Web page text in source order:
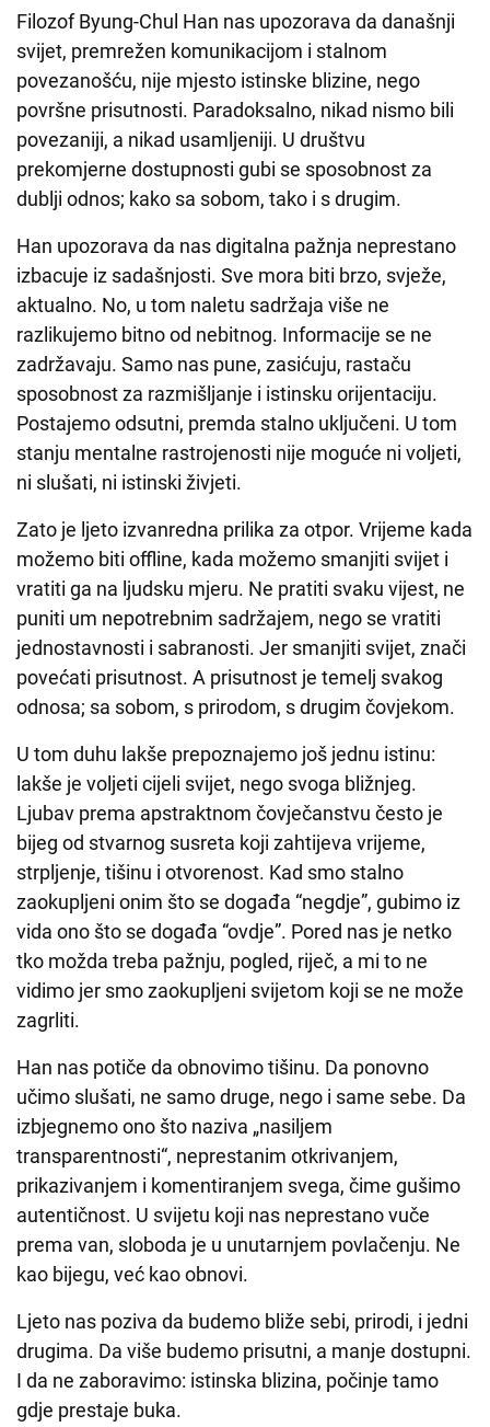
Filozof Byung-Chul Han nas upozorava da današnji
svijet, premrežen komunikacijom i stalnom
povezanošću, nije mjesto istinske blizine, nego
površne prisutnosti. Paradoksalno, nikad nismo bili
povezaniji, a nikad usamljeniji. U društvu
prekomjerne dostupnosti gubi se sposobnost za
dublji odnos; kako sa sobom, tako i s drugim.
Han upozorava da nas digitalna pažnja neprestano
izbacuje iz sadašnjosti. Sve mora biti brzo, svježe,
aktualno. No, u tom naletu sadržaja više ne
razlikujemo bitno od nebitnog. Informacije se ne
zadržavaju. Samo nas pune, zasićuju, rastaču
sposobnost za razmišljanje i istinsku orijentaciju.
Postajemo odsutni, premda stalno uključeni. U tom
stanju mentalne rastrojenosti nije moguće ni voljeti,
ni slušati, ni istinski živjeti.
Zato je ljeto izvanredna prilika za otpor. Vrijeme kada
možemo biti offline, kada možemo smanjiti svijet i
vratiti ga na ljudsku mjeru. Ne pratiti svaku vijest, ne
puniti um nepotrebnim sadržajem, nego se vratiti
jednostavnosti i sabranosti. Jer smanjiti svijet, znači
povećati prisutnost. A prisutnost je temelj svakog
odnosa; sa sobom, s prirodom, s drugim čovjekom.
U tom duhu lakše prepoznajemo još jednu istinu:
lakše je voljeti cijeli svijet, nego svoga bližnjeg.
Ljubav prema apstraktnom čovječanstvu često je
bijeg od stvarnog susreta koji zahtijeva vrijeme,
strpljenje, tišinu i otvorenost. Kad smo stalno
zaokupljeni onim što se događa “negdje”, gubimo iz
vida ono što se događa “ovdje”. Pored nas je netko
tko možda treba pažnju, pogled, riječ, a mi to ne
vidimo jer smo zaokupljeni svijetom koji se ne može
zagrliti.
Han nas potiče da obnovimo tišinu. Da ponovno
učimo slušati, ne samo druge, nego i same sebe. Da
izbjegnemo ono što naziva „nasiljem
transparentnosti“, neprestanim otkrivanjem,
prikazivanjem i komentiranjem svega, čime gušimo
autentičnost. U svijetu koji nas neprestano vuče
prema van, sloboda je u unutarnjem povlačenju. Ne
kao bijegu, već kao obnovi.
Ljeto nas poziva da budemo bliže sebi, prirodi, i jedni
drugima. Da više budemo prisutni, a manje dostupni.
I da ne zaboravimo: istinska blizina, počinje tamo
gdje prestaje buka.